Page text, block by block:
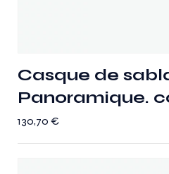
Casque de
Panoramique.
130,70€